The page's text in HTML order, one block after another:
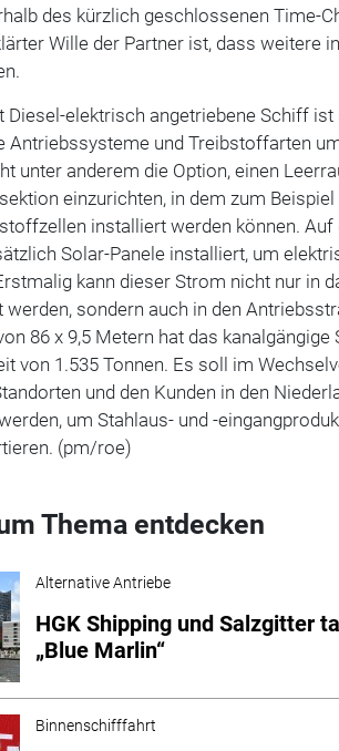
des kürzlich geschlossenen Time-
Wille der Partner ist, dass weitere
Diesel-elektrisch angetriebene Schiff
Antriebssysteme und Treibstoffarten
unter anderem die Option, einen
einzurichten, in dem zum
installiert werden können. Auf
Solar-Panele installiert, um
kann dieser Strom nicht nur in
werden, sondern auch in den
86 x 9,5 Metern hat das kanalgängige
von 1.535 Tonnen. Es soll im
und den Kunden in den
um Stahlaus- und -
(pm/roe)
Thema entdecken
Alternative Antriebe
HGK Shipping und Salzgitter
„Blue Marlin“
Binnenschifffahrt